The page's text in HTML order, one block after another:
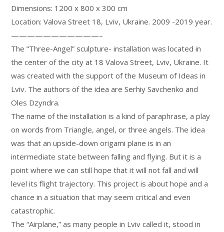
Dimensions: 1200 x 800 x 300 cm
Location: Valova Street 18, Lviv, Ukraine. 2009 -2019 year.
———————————–
The “Three-Angel” sculpture- installation was located in
the center of the city at 18 Valova Street, Lviv, Ukraine. It
was created with the support of the Museum of Ideas in
Lviv. The authors of the idea are Serhiy Savchenko and
Oles Dzyndra.
The name of the installation is a kind of paraphrase, a play
on words from Triangle, angel, or three angels. The idea
was that an upside-down origami plane is in an
intermediate state between falling and flying. But it is a
point where we can still hope that it will not fall and will
level its flight trajectory. This project is about hope and a
chance in a situation that may seem critical and even
catastrophic.
The “Airplane,” as many people in Lviv called it, stood in